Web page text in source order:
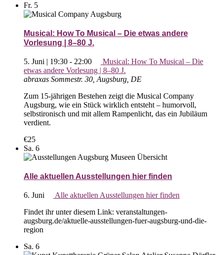
Fr. 5
Musical: How To Musical – Die etwas andere
Vorlesung | 8–80 J.
5. Juni | 19:30 - 22:00
Musical: How To Musical – Die
etwas andere Vorlesung | 8–80 J.
abraxas Sommestr. 30, Augsburg, DE
Zum 15-jährigen Bestehen zeigt die Musical Company
Augsburg, wie ein Stück wirklich entsteht – humorvoll,
selbstironisch und mit allem Rampenlicht, das ein Jubiläum
verdient.
€25
Sa. 6
Alle aktuellen Ausstellungen hier finden
6. Juni
Alle aktuellen Ausstellungen hier finden
Findet ihr unter diesem Link: veranstaltungen-
augsburg.de/aktuelle-ausstellungen-fuer-augsburg-und-die-
region
Sa. 6